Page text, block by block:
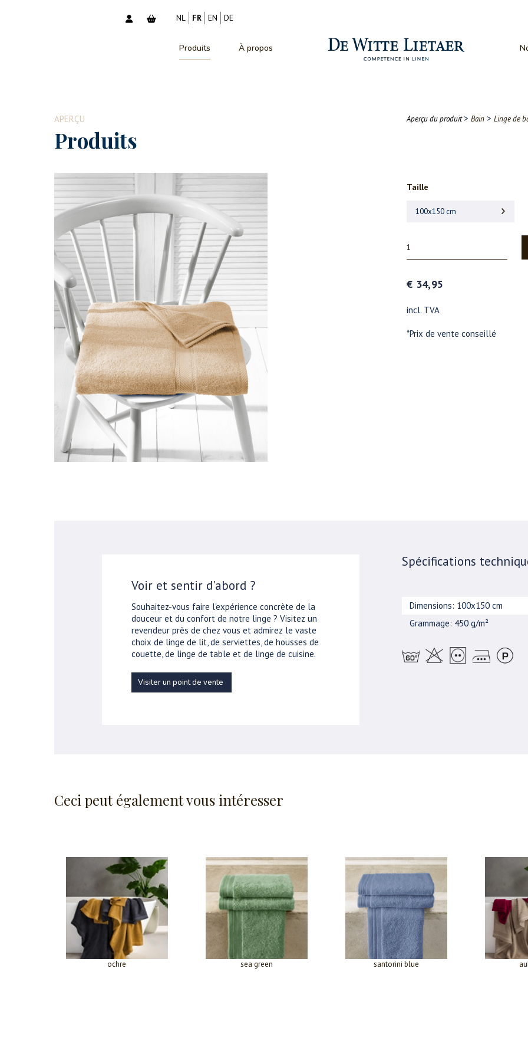
NL FR EN DE
Produits À propos
APERÇU
Produits
Aperçu du produit > Bain > Linge de
Taille
100x150 cm
€ 34,95
incl. TVA
*Prix de vente conseillé
Voir et sentir d'abord ?
Souhaitez-vous faire l'expérience concrète de la
douceur et du confort de notre linge ? Visitez un
revendeur près de chez vous et admirez le vaste
choix de linge de lit, de serviettes, de housses de
couette, de linge de table et de linge de cuisine.
Visiter un point de vente
Spécifications
Dimensions: 100x150 cm
Grammage: 450 g/m²
Ceci peut également vous intéresser
ochre sea green santorini blue